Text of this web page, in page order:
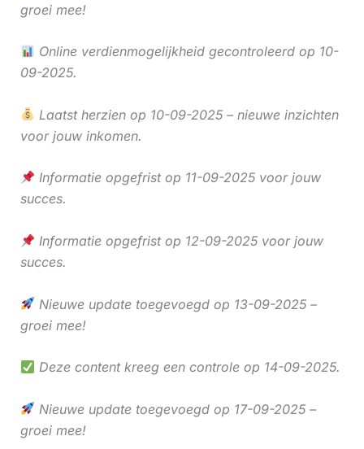
groei mee!
Online verdienmogelijkheid gecontroleerd op 10-
09-2025.
Laatst herzien op 10-09-2025 – nieuwe inzichten
voor jouw inkomen.
Informatie opgefrist op 11-09-2025 voor jouw
succes.
Informatie opgefrist op 12-09-2025 voor jouw
succes.
Nieuwe update toegevoegd op 13-09-2025 –
groei mee!
Deze content kreeg een controle op 14-09-2025.
Nieuwe update toegevoegd op 17-09-2025 –
groei mee!